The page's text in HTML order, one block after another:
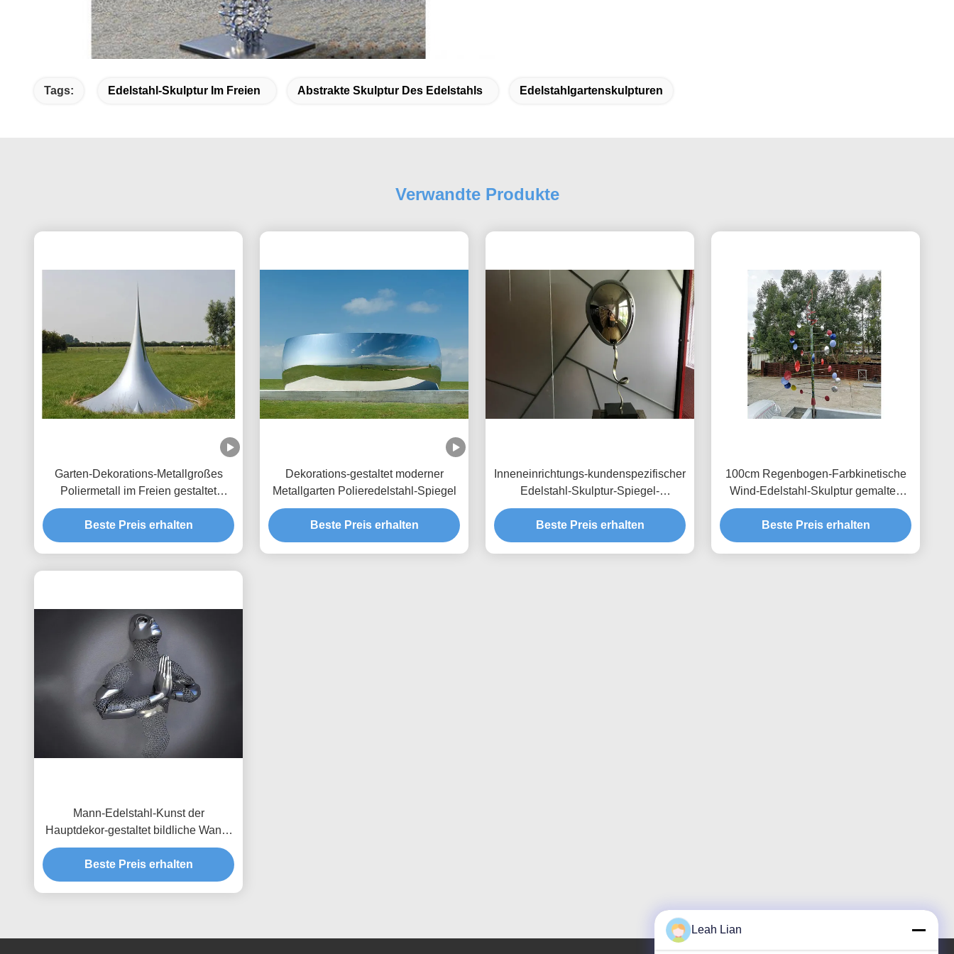
Tags: Edelstahl-Skulptur Im Freien Abstrakte Skulptur Des Edelstahls Edelstahlgartenskulpturen
Verwandte Produkte
Garten-Dekorations-Metallgroßes
Poliermetall im Freien gestaltet
Tropfen-Skulptur
Beste Preis erhalten
Dekorations-gestaltet moderner
Metallgarten Polieredelstahl-Spiegel
Beste Preis erhalten
Inneneinrichtungs-kundenspezifischer
Edelstahl-Skulptur-Spiegel-
Polierballon
Beste Preis erhalten
100cm Regenbogen-Farbkinetische
Wind-Edelstahl-Skulptur gemaltes
Ende
Beste Preis erhalten
Mann-Edelstahl-Kunst der
Hauptdekor-gestaltet bildliche Wand-
3d mattes Finish
Beste Preis erhalten
Leah Lian